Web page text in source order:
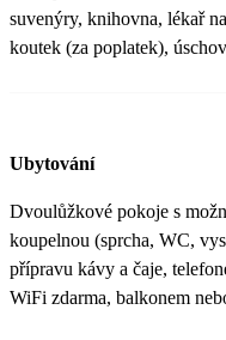
suvenýry, knihovna, lékař
koutek (za poplatek),
Ubytování
Dvoulůžkové pokoje s
koupelnou (sprcha, WC,
přípravu kávy a čaje,
WiFi zdarma, balkonem